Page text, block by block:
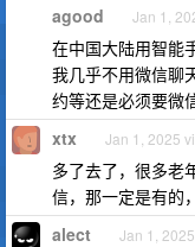
agood Jan 1,
在中国大陆用智能
我几乎不用微信聊
约等还是必须要微
xtx Jan 1, 2025
多了去了，很多老
信，那一定是有的
alect Jan 1, 2025